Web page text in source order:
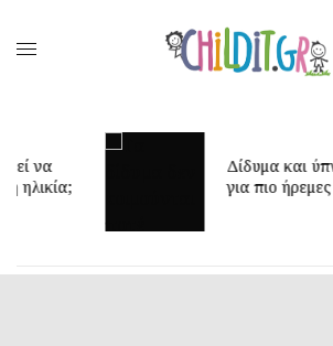
Δίδυμα και ύπνος: μυστικά
για πιο ήρεμες νύχτες